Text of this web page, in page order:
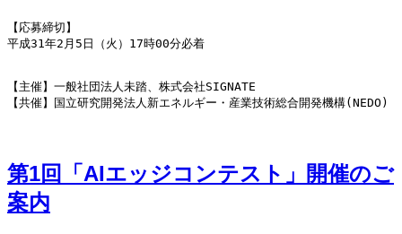
【応募締切】
平成31年2月5日（火）17時00分必着
【主催】一般社団法人未踏、株式会社SIGNATE
【共催】国立研究開発法人新エネルギー・産業技術総合開発機構(NEDO)
第1回「AIエッジコンテスト」開催のご
案内